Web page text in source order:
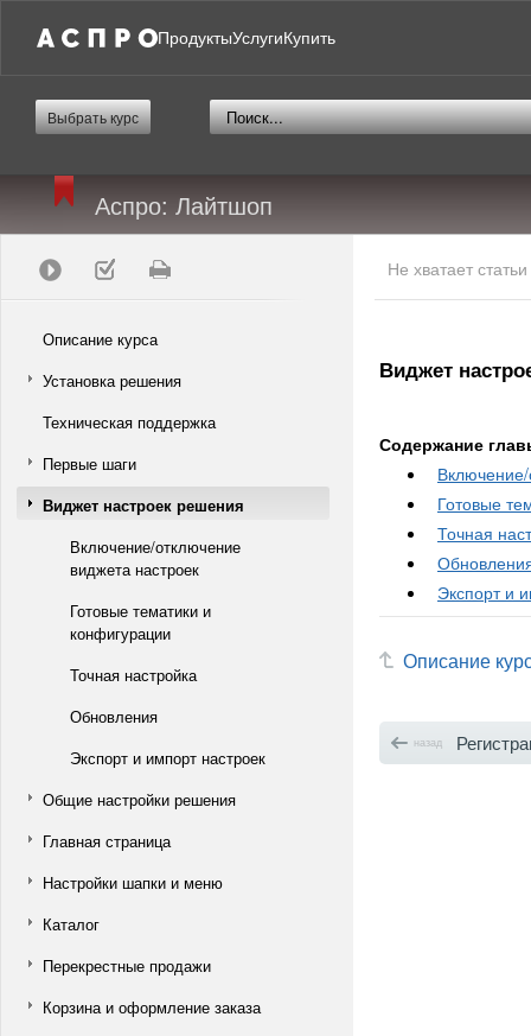
ПродуктыУслугиКупить
Выбрать курс
Аспро: Лайтшоп
Описание курса
Установка решения
Техническая поддержка
Первые шаги
Виджет настроек решения
Включение/отключение
виджета настроек
Готовые тематики и
конфигурации
Точная настройка
Обновления
Экспорт и импорт настроек
Общие настройки решения
Главная страница
Настройки шапки и меню
Каталог
Перекрестные продажи
Корзина и оформление заказа
Не хватает
Виджет
Содержание
Готовые
Точная
Экспорт и
Описание
назад Регистрация